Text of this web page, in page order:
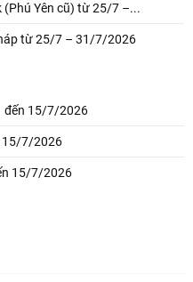
(Phú Yên cũ) từ 25/7 –...
từ 25/7 – 31/7/2026
đến 15/7/2026
15/7/2026
15/7/2026